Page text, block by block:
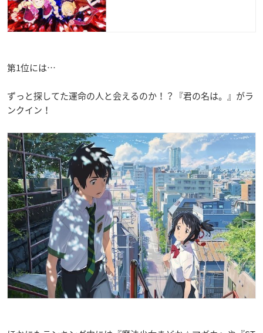
第1位には…
ずっと探してた運命の人と会えるのか！？『君の名は。』がラ
ンクイン！